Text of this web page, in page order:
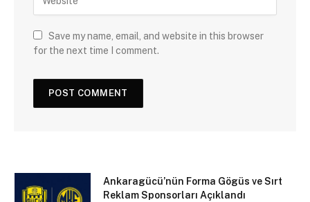
Save my name, email, and website in this browser
for the next time I comment.
Ankaragücü’nün Forma Gögüs ve Sırt
Reklam Sponsorları Açıklandı